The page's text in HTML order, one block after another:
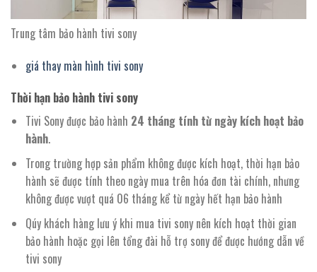
Trung tâm bảo hành tivi sony
giá thay màn hình tivi sony
Thời hạn bảo hành tivi sony
Tivi Sony được bảo hành 24 tháng tính từ ngày kích hoạt bảo
hành.
Trong trường hợp sản phẩm không được kích hoạt, thời hạn bảo
hành sẽ được tính theo ngày mua trên hóa đơn tài chính, nhưng
không được vượt quá 06 tháng kể từ ngày hết hạn bảo hành
Qúy khách hàng lưu ý khi mua tivi sony nên kích hoạt thời gian
bảo hành hoặc gọi lên tổng đài hỗ trợ sony để được hướng dẫn về
tivi sony